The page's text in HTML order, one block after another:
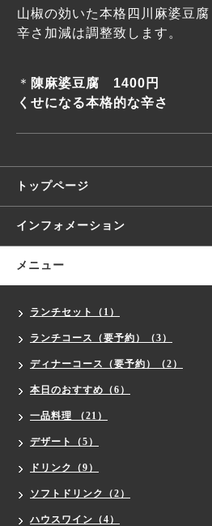
山椒の効いた本格四川麻婆豆腐
辛さ加減は調整致します。
＊ 陳麻婆豆腐
1400円
くせになる本格的な辛さ
トップページ
インフォメーション
メニュー
ランチセット（1）
ランチコース（要予約）（3）
ディナーコース（要予約）（2）
本日のおすすめ（6）
一品料理 （21）
デザート（5）
ドリンク（9）
ソフトドリンク（2）
ハウスワイン（4）